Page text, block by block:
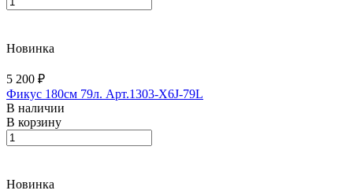
Новинка
5 200 ₽
Фикус 180см 79л. Арт.1303-X6J-79L
В наличии
В корзину
Новинка